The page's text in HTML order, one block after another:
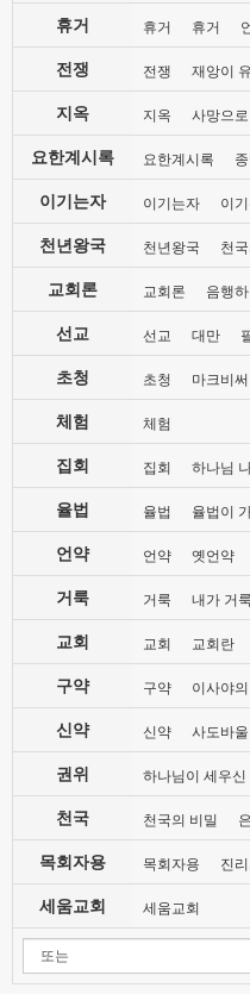
휴거 휴거 휴거
전쟁 전쟁 재앙이
지옥 지옥 사망으
요한계시록 요한계시록
이기는자 이기는자 이
천년왕국 천년왕국 천
교회론 교회론 음행
선교 선교 대만
초청 초청 마크비
체험 체험
집회 집회 하나님
율법 율법 율법이
언약 언약 옛언약
거룩 거룩 내가 거
교회 교회 교회란
구약 구약 이사야
신약 신약 사도바울
권위 하나님이 세우
천국 천국의 비밀
목회자용 목회자용 진
세움교회 세움교회